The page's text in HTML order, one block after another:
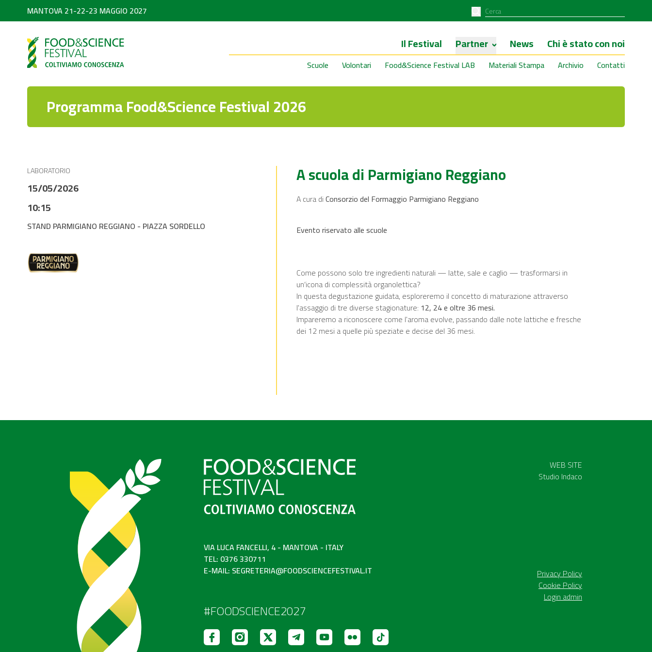
MANTOVA 21-22-23 MAGGIO 2027
Il Festival Partner News Chi è stato con noi
Scuole Volontari Food&Science Festival LAB Materiali Stampa Archivio Contatti
Programma Food&Science Festival 2026
LABORATORIO
15/05/2026
10:15
STAND PARMIGIANO REGGIANO - PIAZZA SORDELLO
A scuola di Parmigiano Reggiano
A cura diConsorzio del Formaggio Parmigiano Reggiano
Evento riservato alle scuole
Come possono solo tre ingredienti naturali — latte, sale e caglio — trasformarsi in
un’icona di complessità organolettica?
In questa degustazione guidata, esploreremo il concetto di maturazione attraverso
l'assaggio di tre diverse stagionature: 12, 24 e oltre 36 mesi.
Impareremo a riconoscere come l'aroma evolve, passando dalle note lattiche e fresche
dei 12 mesi a quelle più speziate e decise del 36 mesi.
VIA LUCA FANCELLI, 4 - MANTOVA - ITALY
TEL: 0376 330711
E-MAIL: SEGRETERIA@FOODSCIENCEFESTIVAL.IT
#FOODSCIENCE2027
WEB SITE
Studio Indaco
Privacy Policy
Cookie Policy
Login admin
PARTNER
Diventa partner
Partner 2026
SEARCH